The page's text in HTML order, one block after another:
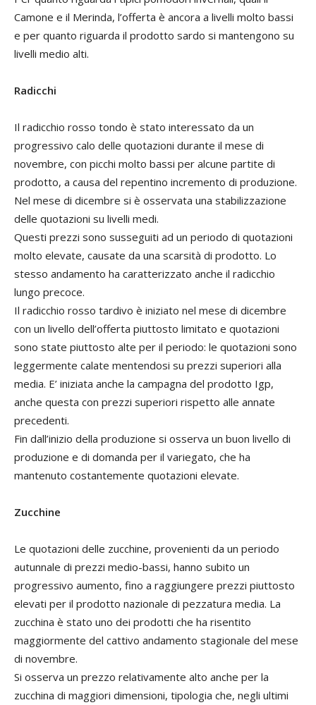
Camone e il Merinda, l’offerta è ancora a livelli molto bassi
e per quanto riguarda il prodotto sardo si mantengono su
livelli medio alti.
Radicchi
Il radicchio rosso tondo è stato interessato da un
progressivo calo delle quotazioni durante il mese di
novembre, con picchi molto bassi per alcune partite di
prodotto, a causa del repentino incremento di produzione.
Nel mese di dicembre si è osservata una stabilizzazione
delle quotazioni su livelli medi.
Questi prezzi sono susseguiti ad un periodo di quotazioni
molto elevate, causate da una scarsità di prodotto. Lo
stesso andamento ha caratterizzato anche il radicchio
lungo precoce.
Il radicchio rosso tardivo è iniziato nel mese di dicembre
con un livello dell’offerta piuttosto limitato e quotazioni
sono state piuttosto alte per il periodo: le quotazioni sono
leggermente calate mentendosi su prezzi superiori alla
media. E’ iniziata anche la campagna del prodotto Igp,
anche questa con prezzi superiori rispetto alle annate
precedenti.
Fin dall’inizio della produzione si osserva un buon livello di
produzione e di domanda per il variegato, che ha
mantenuto costantemente quotazioni elevate.
Zucchine
Le quotazioni delle zucchine, provenienti da un periodo
autunnale di prezzi medio-bassi, hanno subito un
progressivo aumento, fino a raggiungere prezzi piuttosto
elevati per il prodotto nazionale di pezzatura media. La
zucchina è stato uno dei prodotti che ha risentito
maggiormente del cattivo andamento stagionale del mese
di novembre.
Si osserva un prezzo relativamente alto anche per la
zucchina di maggiori dimensioni, tipologia che, negli ultimi